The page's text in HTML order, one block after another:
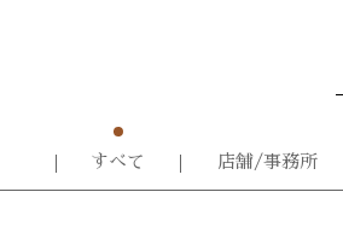
すべて 店舗/事務所